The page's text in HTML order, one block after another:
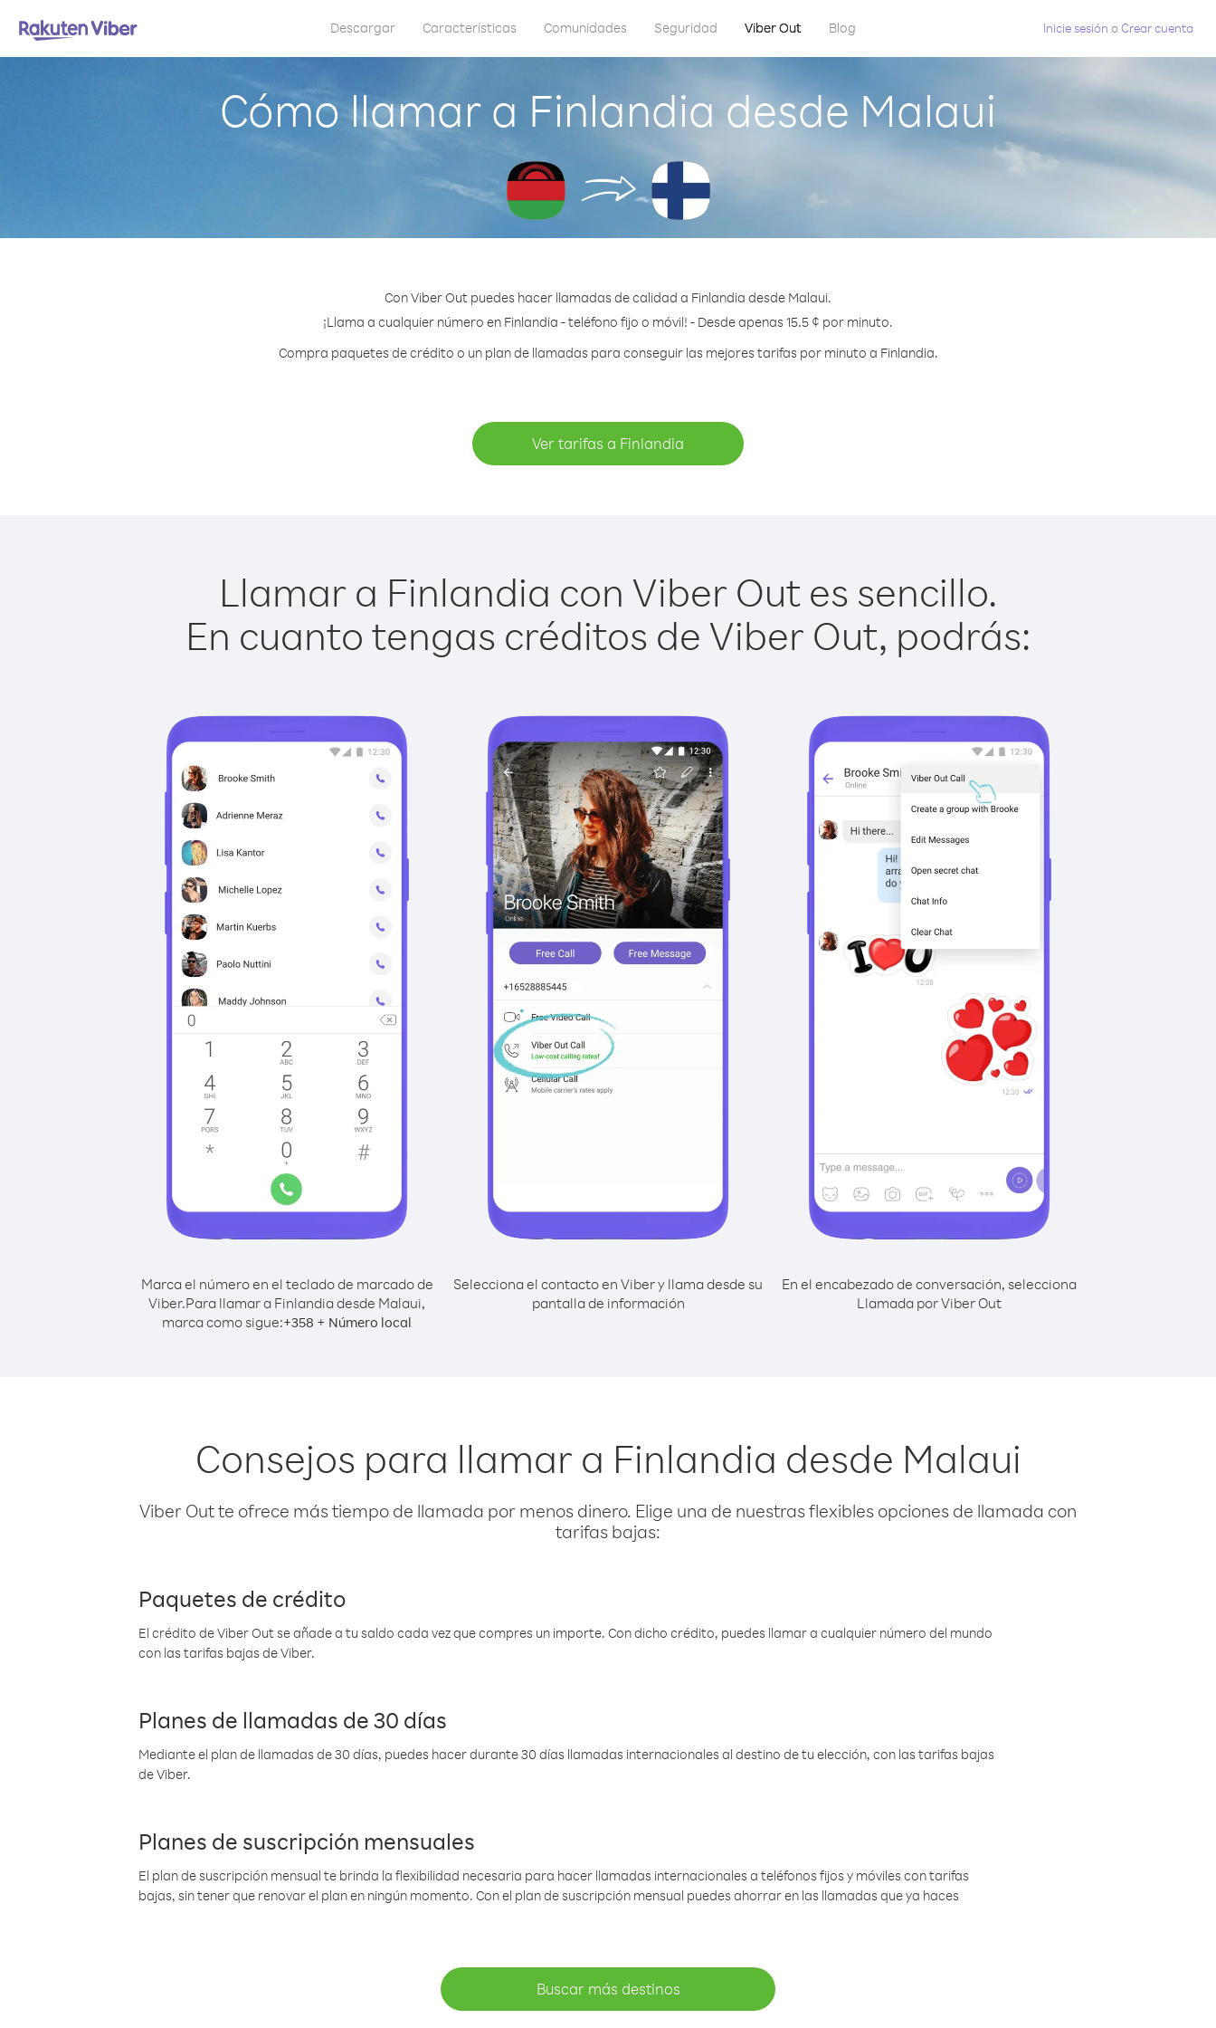
Descargar Características Comunidades Seguridad Viber Out Blog Inicie sesión oCrear cuenta
Cómo llamar a Finlandia desde Malaui
Con Viber Out puedes hacer llamadas de calidad a Finlandia desde Malaui.
¡Llama a cualquier número en Finlandia - teléfono fijo o móvil! - Desde apenas 15.5 ¢ por minuto.
Compra paquetes de crédito o un plan de llamadas para conseguir las mejores tarifas por minuto a Finlandia.
Ver tarifas a Finlandia
Llamar a Finlandia con Viber Out es sencillo.
En cuanto tengas créditos de Viber Out, podrás:
Marca el número en el teclado de marcado de
Viber.Para llamar a Finlandia desde Malaui,
marca como sigue:+358 + Número local
Selecciona el contacto en Viber y llama desde su
pantalla de información
En el encabezado de conversación, selecciona
Llamada por Viber Out
Consejos para llamar a Finlandia desde Malaui
Viber Out te ofrece más tiempo de llamada por menos dinero. Elige una de nuestras flexibles opciones de llamada con
tarifas bajas:
Paquetes de crédito
El crédito de Viber Out se añade a tu saldo cada vez que compres un importe. Con dicho crédito, puedes llamar a cualquier número del mundo
con las tarifas bajas de Viber.
Planes de llamadas de 30 días
Mediante el plan de llamadas de 30 días, puedes hacer durante 30 días llamadas internacionales al destino de tu elección, con las tarifas bajas
de Viber.
Planes de suscripción mensuales
El plan de suscripción mensual te brinda la flexibilidad necesaria para hacer llamadas internacionales a teléfonos fijos y móviles con tarifas
bajas, sin tener que renovar el plan en ningún momento. Con el plan de suscripción mensual puedes ahorrar en las llamadas que ya haces
Buscar más destinos